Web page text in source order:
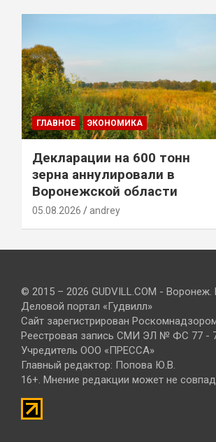
ГЛАВНОЕ ЭКОНОМИКА
Декларации на 600 тонн
зерна аннулировали в
Воронежской области
05.08.2026 andrey
© 2015 – 2026 GUDVILL.COM -
Деловой портал «Гудвилл»
Сайт зарегистрирован
Реестровая запись СМИ ЭЛ № ФС 77 -
Учредитель ООО «ПРЕССА»
Главный редактор: Попова Ю.В.
16+. Мнение редакции может не